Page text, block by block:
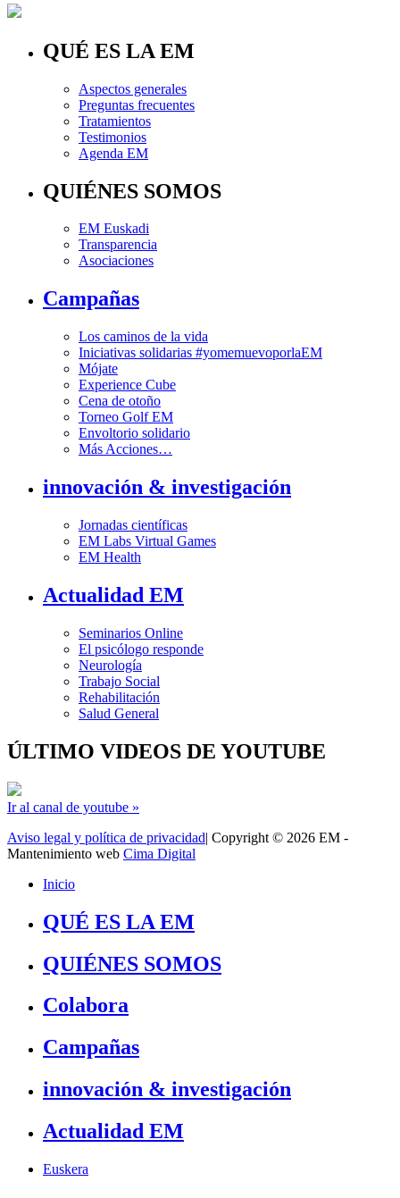
QUÉ ES LA EM
Aspectos generales
Preguntas frecuentes
Tratamientos
Testimonios
Agenda EM
QUIÉNES SOMOS
EM Euskadi
Transparencia
Asociaciones
Campañas
Los caminos de la vida
Iniciativas solidarias #yomemuevoporlaEM
Mójate
Experience Cube
Cena de otoño
Torneo Golf EM
Envoltorio solidario
Más Acciones…
innovación & investigación
Jornadas científicas
EM Labs Virtual Games
EM Health
Actualidad EM
Seminarios Online
El psicólogo responde
Neurología
Trabajo Social
Rehabilitación
Salud General
ÚLTIMO VIDEOS DE YOUTUBE
Ir al canal de youtube »
Aviso legal y política de privacidad| Copyright © 2026 EM -
Mantenimiento web Cima Digital
Inicio
QUÉ ES LA EM
QUIÉNES SOMOS
Colabora
Campañas
innovación & investigación
Actualidad EM
Euskera